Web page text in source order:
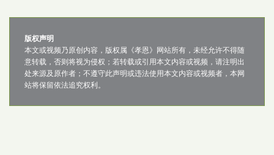
版权声明
本文或视频乃原创内容，版权属《孝恩》网站所有，未经允许不得随
意转载，否则将视为侵权；若转载或引用本文内容或视频，请注明出
处来源及原作者；不遵守此声明或违法使用本文内容或视频者，本网
站将保留依法追究权利。